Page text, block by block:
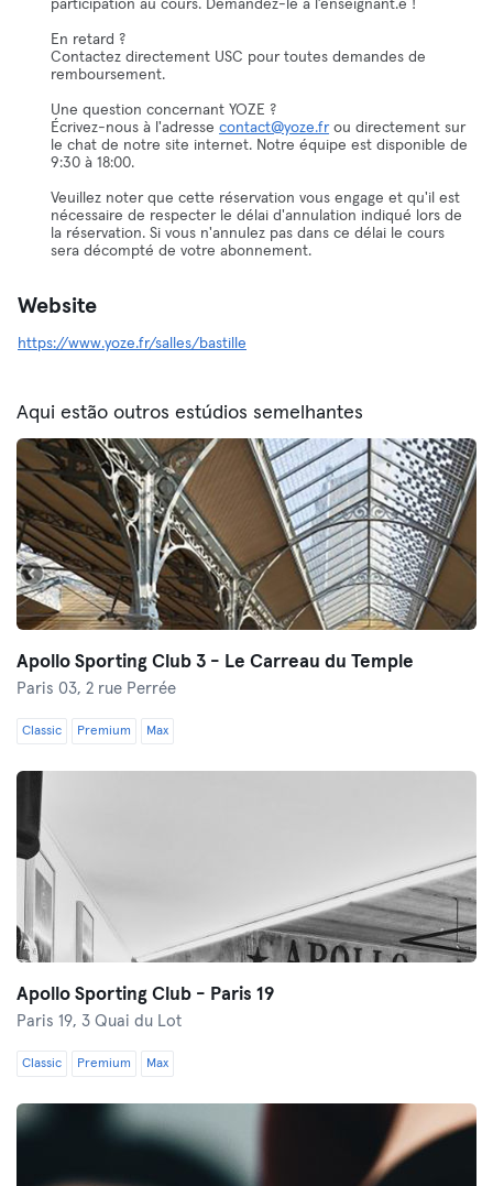
participation au cours. Demandez-le à l’enseignant.e !
En retard ?
Contactez directement USC pour toutes demandes de
remboursement.
Une question concernant YOZE ?
Écrivez-nous à l'adresse contact@yoze.frou directement sur
le chat de notre site internet. Notre équipe est disponible de
9:30 à 18:00.
Veuillez noter que cette réservation vous engage et qu'il est
nécessaire de respecter le délai d'annulation indiqué lors de
la réservation. Si vous n'annulez pas dans ce délai le cours
sera décompté de votre abonnement.
Website
https://www.yoze.fr/salles/bastille
Aqui estão outros estúdios semelhantes
Apollo Sporting Club 3 - Le Carreau du Temple
Paris 03, 2 rue Perrée
Classic Premium Max
Apollo Sporting Club - Paris 19
Paris 19, 3 Quai du Lot
Classic Premium Max